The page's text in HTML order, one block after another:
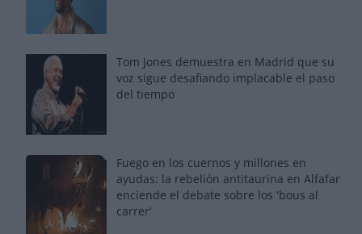
Tom Jones demuestra en Madrid que su
voz sigue desafiando implacable el paso
del tiempo
Fuego en los cuernos y millones en
ayudas: la rebelión antitaurina en Alfafar
enciende el debate sobre los 'bous al
carrer'